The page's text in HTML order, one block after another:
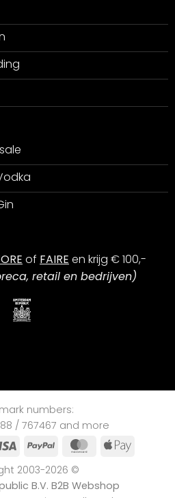
of FAIRE en krijg € 100,-
retail en bedrijven)
numbers:
/ 767467 and more
Visa PayPal MasterCard
Apple
2003-2026 ©
B.V. B2B Webshop